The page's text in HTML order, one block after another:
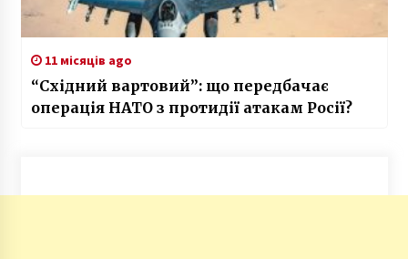
11 місяців ago
“Східний вартовий”: що передбачає
операція НАТО з протидії атакам Росії?